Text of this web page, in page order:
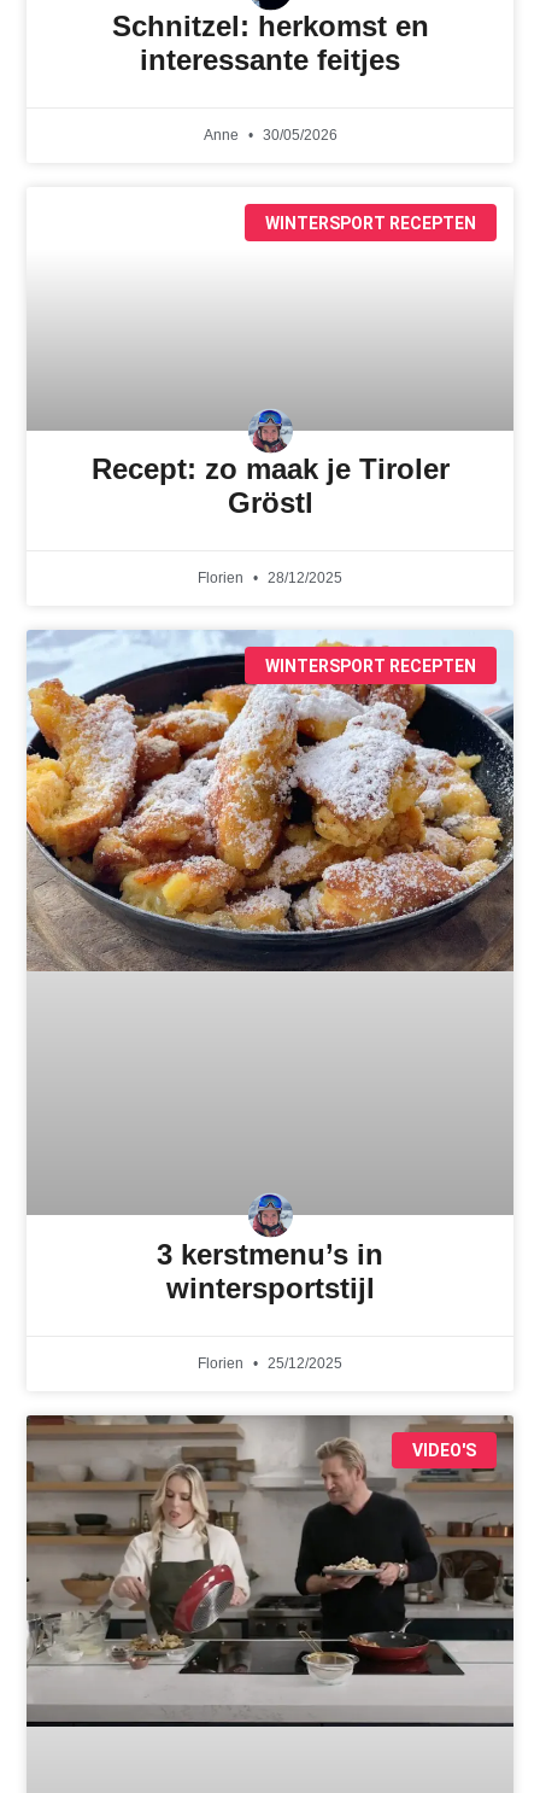
Schnitzel: herkomst en
interessante feitjes
Anne 30/05/2026
WINTERSPORT RECEPTEN
Recept: zo maak je Tiroler
Gröstl
Florien 28/12/2025
WINTERSPORT RECEPTEN
3 kerstmenu’s in
wintersportstijl
Florien 25/12/2025
VIDEO'S